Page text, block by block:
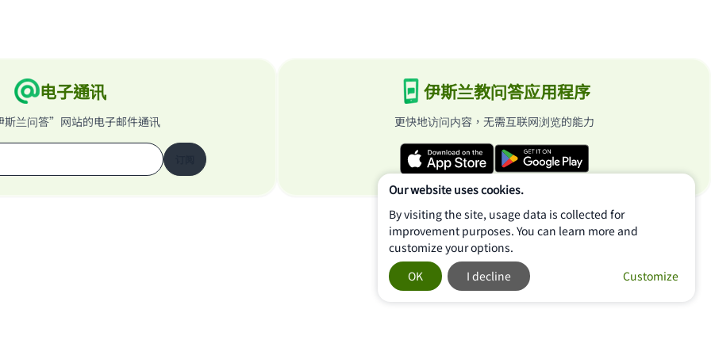
电子通讯
兰问答”网站的电子邮件通讯
伊斯兰教问答应用程序
更快地访问内容，无需互联网浏览的能力
Our website uses cookies.
By visiting the site, usage data is collected for
improvement purposes. You can learn more and
customize your options.
Customize
I decline
OK